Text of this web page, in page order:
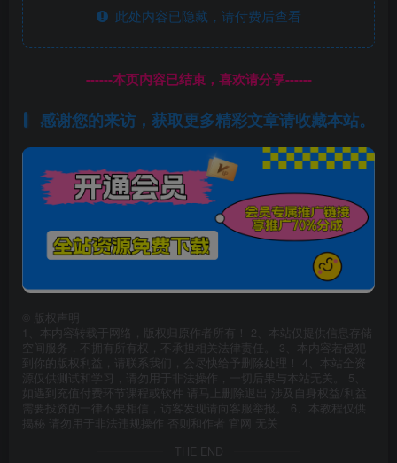
此处内容已隐藏，请付费后查看
------本页内容已结束，喜欢请分享------
感谢您的来访，获取更多精彩文章请收藏本站。
版权声明
1、本内容转载于网络，版权归原作者所有！ 2、本站仅提供信息存储
空间服务，不拥有所有权，不承担相关法律责任。 3、本内容若侵犯
到你的版权利益，请联系我们，会尽快给予删除处理！ 4、本站全资
源仅供测试和学习，请勿用于非法操作，一切后果与本站无关。 5、
如遇到充值付费环节课程或软件 请马上删除退出 涉及自身权益/利益
需要投资的一律不要相信，访客发现请向客服举报。 6、本教程仅供
揭秘 请勿用于非法违规操作 否则和作者 官网 无关
THE END